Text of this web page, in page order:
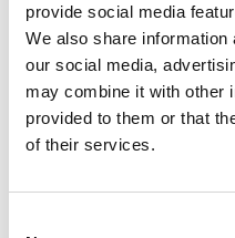
provide social media
We also share
our social media,
may combine it with other
provided to them or that
of their services.
Mange foreninger og
medlemmer som del af
fleste foreninger fungerer